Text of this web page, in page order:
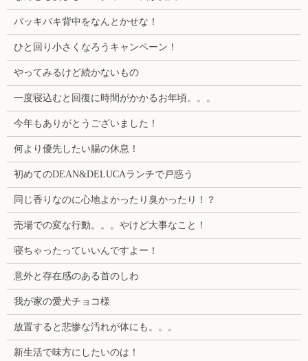
バッキバキ背中をなんとかせな！
ひと回り小さくなろうキャンペーン！
やってみるけど続かないもの
一度寝込むと回復に時間がかかるお年頃。。。
今年もありがとうございました！
何より優先したい腸の休息！
初めてのDEAN&DELUCAランチで戸惑う
同じ香りなのに心地よかったり臭かったり！？
売場での変な行動。。。やけど大事なこと！
寝ちゃったっていいんですよー！
意外と存在感のある首のしわ
我が家の愛犬チョコ様
放置すると悲惨な汚れが体にも。。。
新生活で味方にしたいのは！